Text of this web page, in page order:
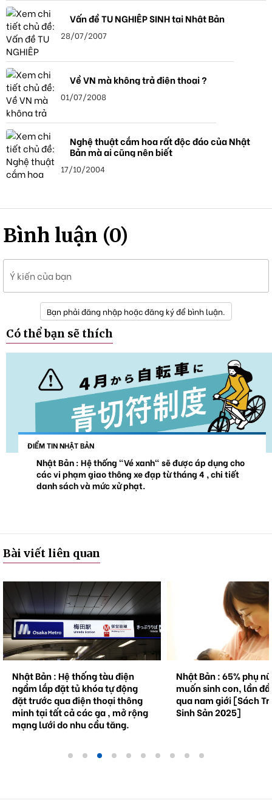
Vấn đề TU NGHIỆP SINH tại Nhật Bản
28/07/2007
Về VN mà không trả điện thoại ?
01/07/2008
Nghệ thuật cắm hoa rất độc đáo của Nhật
Bản mà ai cũng nên biết
17/10/2004
Bình luận (0)
Ý kiến của bạn
Bạn phải đăng nhập hoặc đăng ký để bình luận.
Có thể bạn sẽ thích
ĐIỂM TIN NHẬT BẢN
Nhật Bản : Hệ thống "Vé xanh" sẽ được áp dụng cho
các vi phạm giao thông xe đạp từ tháng 4 , chi tiết
danh sách và mức xử phạt.
Bài viết liên quan
Nhật Bản : Hệ thống tàu điện
ngầm lắp đặt tủ khóa tự động
đặt trước qua điện thoại thông
minh tại tất cả các ga , mở rộng
mạng lưới do nhu cầu tăng.
Nhật Bản : 65% phụ
muốn sinh con, lần
qua nam giới [Sách
Sinh Sản 2025]